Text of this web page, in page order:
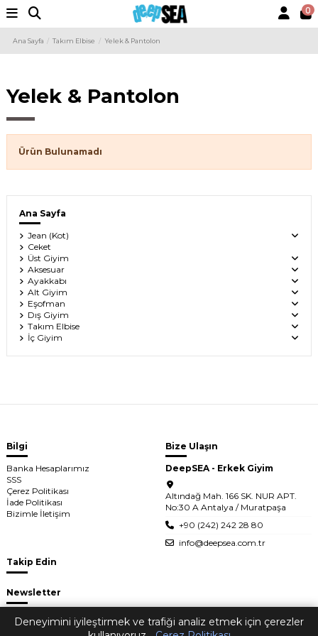
Deneyimini iyileştirmek ve trafiği analiz etmek için çerezler
0
Ana Sayfa Takım Elbise Yelek & Pantolon
Yelek & Pantolon
Ürün Bulunamadı
Ana Sayfa
Jean (Kot)
Ceket
Üst Giyim
Aksesuar
Ayakkabı
Alt Giyim
Eşofman
Dış Giyim
Takım Elbise
İç Giyim
Bilgi
Banka Hesaplarımız
SSS
Çerez Politikası
İade Politikası
Bizimle İletişim
Bize Ulaşın
DeepSEA - Erkek Giyim
Altındağ Mah. 166 SK. NUR APT.
No:30 A Antalya / Muratpaşa
+90 (242) 242 28 80
info@deepsea.com.tr
Takip Edin
Newsletter